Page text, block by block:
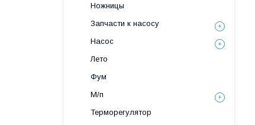
Ножницы
Запчасти к насосу
Насос
Лето
Фум
М/п
Терморегулятор